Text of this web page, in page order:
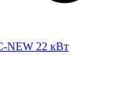
NEW 22 кВт